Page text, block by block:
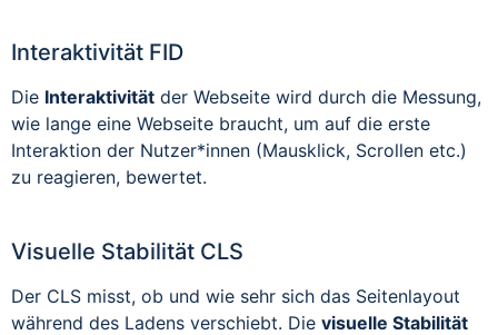
Interaktivität FID
Die Interaktivität der Webseite wird durch die Messung,
wie lange eine Webseite braucht, um auf die erste
Interaktion der Nutzer*innen (Mausklick, Scrollen etc.)
zu reagieren, bewertet.
Visuelle Stabilität CLS
Der CLS misst, ob und wie sehr sich das Seitenlayout
während des Ladens verschiebt. Die visuelle Stabilität